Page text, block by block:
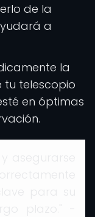
de la
a
la
tu telescopio
en óptimas